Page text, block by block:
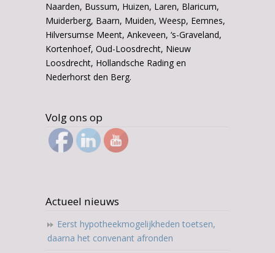
Naarden, Bussum, Huizen, Laren, Blaricum,
Muiderberg, Baarn, Muiden, Weesp, Eemnes,
Hilversumse Meent, Ankeveen, ‘s-Graveland,
Kortenhoef, Oud-Loosdrecht, Nieuw
Loosdrecht, Hollandsche Rading en
Nederhorst den Berg.
Volg ons op
Actueel nieuws
Eerst hypotheekmogelijkheden toetsen,
daarna het convenant afronden